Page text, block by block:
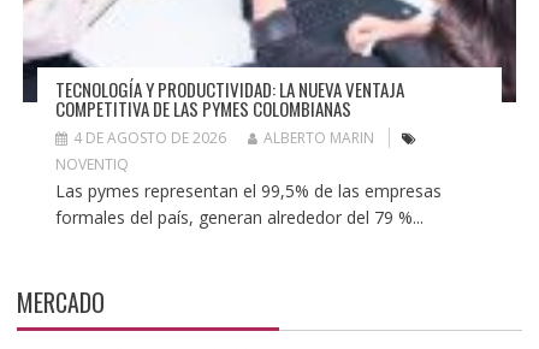
TECNOLOGÍA Y PRODUCTIVIDAD: LA NUEVA VENTAJA
COMPETITIVA DE LAS PYMES COLOMBIANAS
4 DE AGOSTO DE 2026
ALBERTO MARIN
NOVENTIQ
Las pymes representan el 99,5% de las empresas
formales del país, generan alrededor del 79 %...
MERCADO